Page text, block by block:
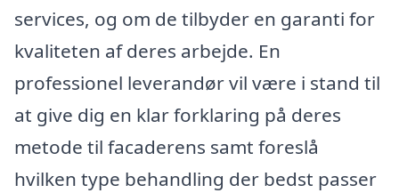
services, og om de tilbyder en garanti for
kvaliteten af deres arbejde. En
professionel leverandør vil være i stand til
at give dig en klar forklaring på deres
metode til facaderens samt foreslå
hvilken type behandling der bedst passer